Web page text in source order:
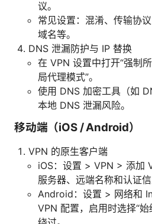
议。
常见设置：混淆、传输协
域名等。
DNS 泄漏防护与 IP 替换
在 VPN 设置中打开“强制
局代理模式”。
使用 DNS 加密工具（如
本地 DNS 泄漏风险。
移动端（iOS / Android）
VPN 的原生客户端
iOS：设置 > VPN > 添加
服务器、远端名称和认证信
Android：设置 > 网络和
VPN 配置，启用时选择“